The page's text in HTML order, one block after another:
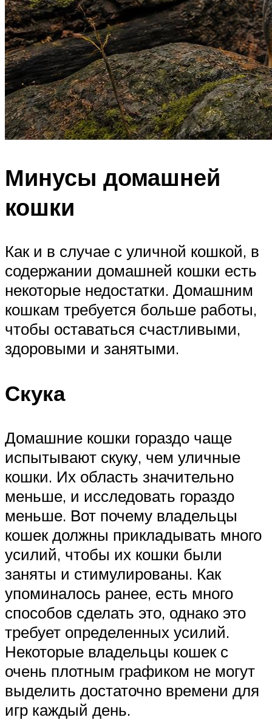
Минусы домашней
кошки
Как и в случае с уличной кошкой, в
содержании домашней кошки есть
некоторые недостатки. Домашним
кошкам требуется больше работы,
чтобы оставаться счастливыми,
здоровыми и занятыми.
Скука
Домашние кошки гораздо чаще
испытывают скуку, чем уличные
кошки. Их область значительно
меньше, и исследовать гораздо
меньше. Вот почему владельцы
кошек должны прикладывать много
усилий, чтобы их кошки были
заняты и стимулированы. Как
упоминалось ранее, есть много
способов сделать это, однако это
требует определенных усилий.
Некоторые владельцы кошек с
очень плотным графиком не могут
выделить достаточно времени для
игр каждый день.